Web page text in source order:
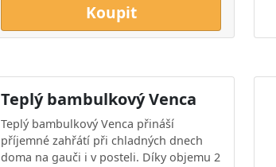
Koupit
Teplý bambulkový Venca
Teplý bambulkový Venca přináší
příjemné zahřátí při chladných dnech
doma na gauči i v posteli. Díky objemu 2